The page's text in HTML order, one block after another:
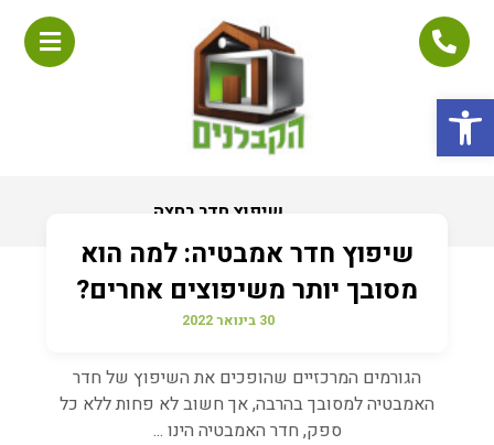
פתח סרגל נגישות
שיפוץ חדר רחצה
שיפוץ חדר אמבטיה: למה הוא
מסובך יותר משיפוצים אחרים?
30 בינואר 2022
הגורמים המרכזיים שהופכים את השיפוץ של חדר
האמבטיה למסובך בהרבה, אך חשוב לא פחות ללא כל
ספק, חדר האמבטיה הינו ...